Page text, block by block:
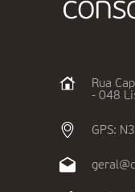
Rua
- 048
GPS: